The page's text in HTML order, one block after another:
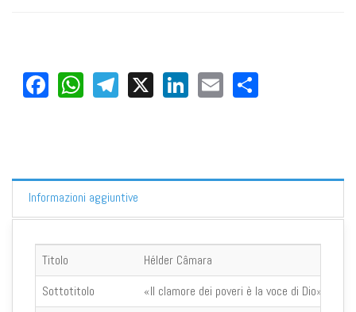
Facebook
WhatsApp
Telegram
X LinkedIn
Email
Informazioni aggiuntive
Titolo
Hélder Câmara
Sottotitolo
«Il clamore dei poveri è la voce di Dio»